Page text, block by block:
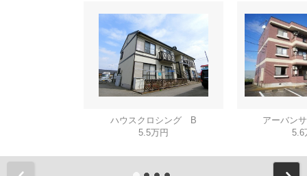
ハウスクロシング B
5.5万円
アーバン
5.6